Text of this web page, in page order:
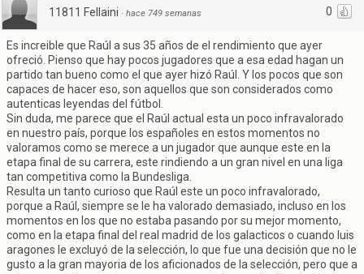
0
11811 Fellaini · hace 749 semanas
Es increible que Raúl a sus 35 años de el rendimiento que ayer
ofreció. Pienso que hay pocos jugadores que a esa edad hagan un
partido tan bueno como el que ayer hizó Raúl. Y los pocos que son
capaces de hacer eso, son aquellos que son considerados como
autenticas leyendas del fútbol.
Sin duda, me parece que el Raúl actual esta un poco infravalorado
en nuestro país, porque los españoles en estos momentos no
valoramos como se merece a un jugador que aunque este en la
etapa final de su carrera, este rindiendo a un gran nivel en una liga
tan competitiva como la Bundesliga.
Resulta un tanto curioso que Raúl este un poco infravalorado,
porque a Raúl, siempre se le ha valorado demasiado, incluso en los
momentos en los que no estaba pasando por su mejor momento,
como en la etapa final del real madrid de los galacticos o cuando luis
aragones le excluyó de la selección, lo que fue una decisión que no le
gusto a la gran mayoria de los aficionados de la selección, pero que a